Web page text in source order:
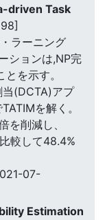
driven Task
ラーニング
ションは,NP完
を示す。
(DCTA)アプ
を解く。
を削減し、
較して48.4%
07-
Estimation